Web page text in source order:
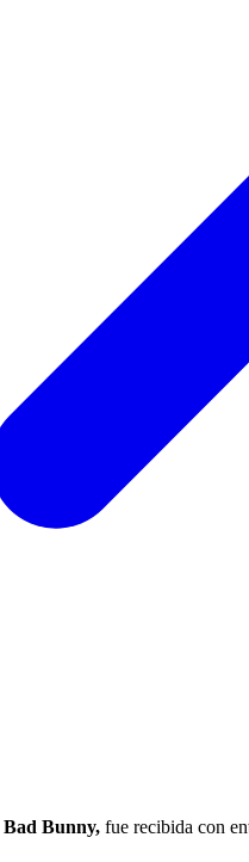
Bad Bunny, fue recibida con